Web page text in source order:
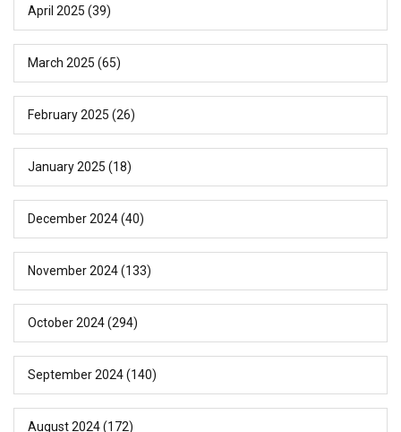
April 2025 (39)
March 2025 (65)
February 2025 (26)
January 2025 (18)
December 2024(40)
November 2024(133)
October 2024(294)
September 2024(140)
August 2024(172)